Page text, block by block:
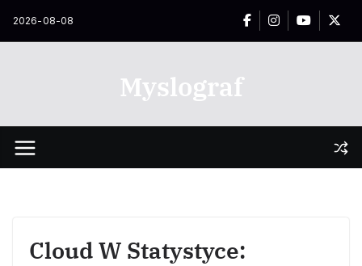
2026-08-08
Myslograf
Cloud W Statystyce: